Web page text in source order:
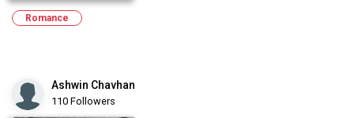
Romance
Ashwin Chavhan
110 Followers